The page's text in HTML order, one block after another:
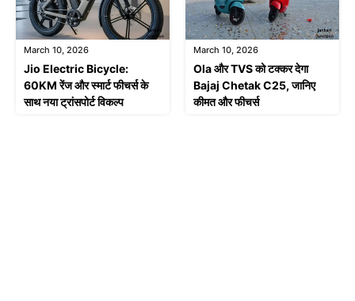
March 10, 2026
Jio Electric Bicycle:
60KM रेंज और स्मार्ट फीचर्स के
साथ नया ट्रांसपोर्ट विकल्प
March 10, 2026
Ola और TVS को टक्कर देगा
Bajaj Chetak C25, जानिए
कीमत और फीचर्स